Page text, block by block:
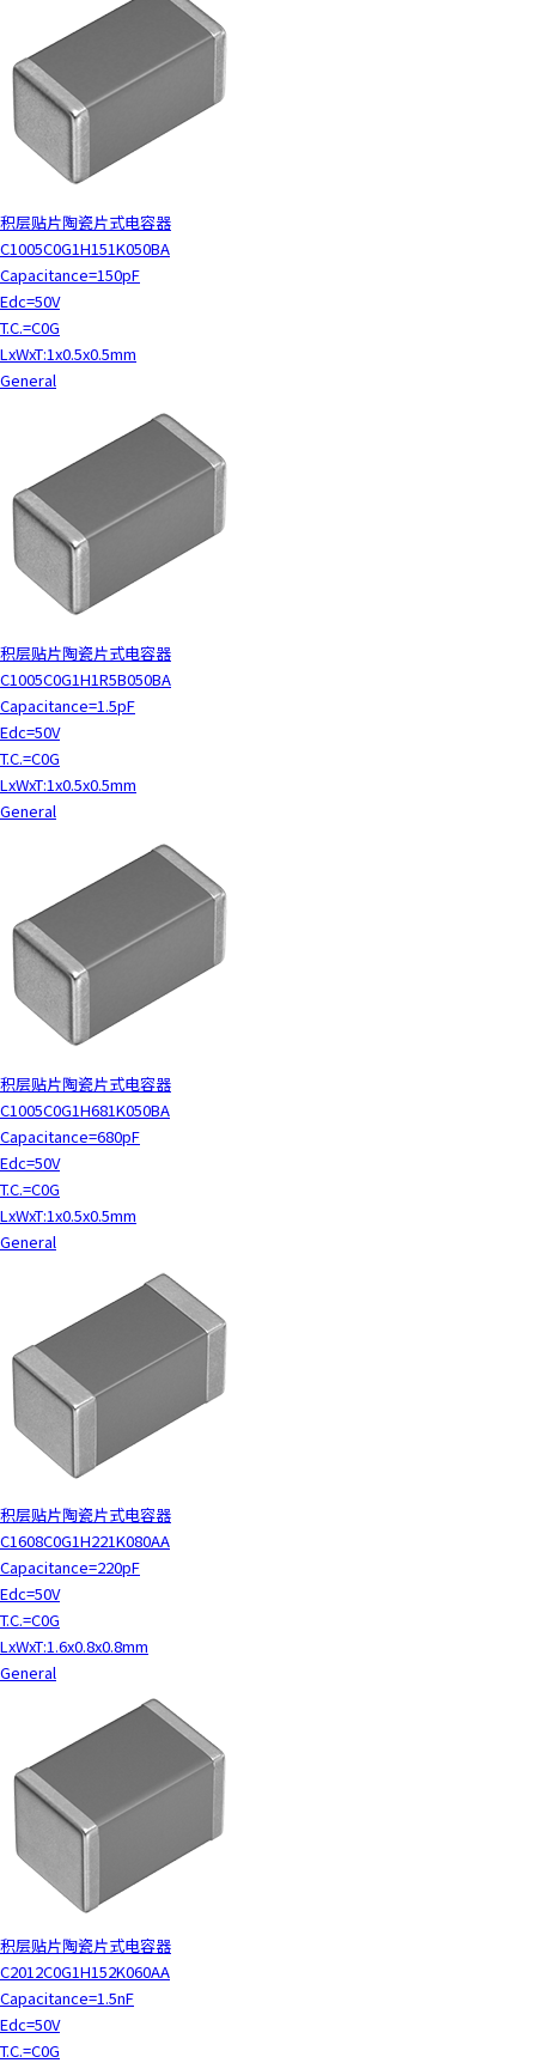
积层贴片陶瓷片式电容器
C1005C0G1H151K050BA
Capacitance=150pF
Edc=50V
T.C.=C0G
LxWxT:1x0.5x0.5mm
General
积层贴片陶瓷片式电容器
C1005C0G1H1R5B050BA
Capacitance=1.5pF
Edc=50V
T.C.=C0G
LxWxT:1x0.5x0.5mm
General
积层贴片陶瓷片式电容器
C1005C0G1H681K050BA
Capacitance=680pF
Edc=50V
T.C.=C0G
LxWxT:1x0.5x0.5mm
General
积层贴片陶瓷片式电容器
C1608C0G1H221K080AA
Capacitance=220pF
Edc=50V
T.C.=C0G
LxWxT:1.6x0.8x0.8mm
General
积层贴片陶瓷片式电容器
C2012C0G1H152K060AA
Capacitance=1.5nF
Edc=50V
T.C.=C0G